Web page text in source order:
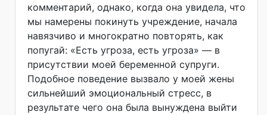
комментарий, однако, когда она увидела, что
мы намерены покинуть учреждение, начала
навязчиво и многократно повторять, как
попугай: «Есть угроза, есть угроза» — в
присутствии моей беременной супруги.
Подобное поведение вызвало у моей жены
сильнейший эмоциональный стресс, в
результате чего она была вынуждена выйти